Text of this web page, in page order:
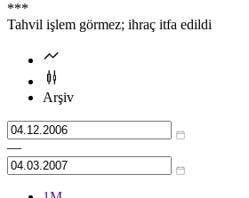
***
Tahvil işlem görmez; ihraç itfa edildi
Arşiv
—